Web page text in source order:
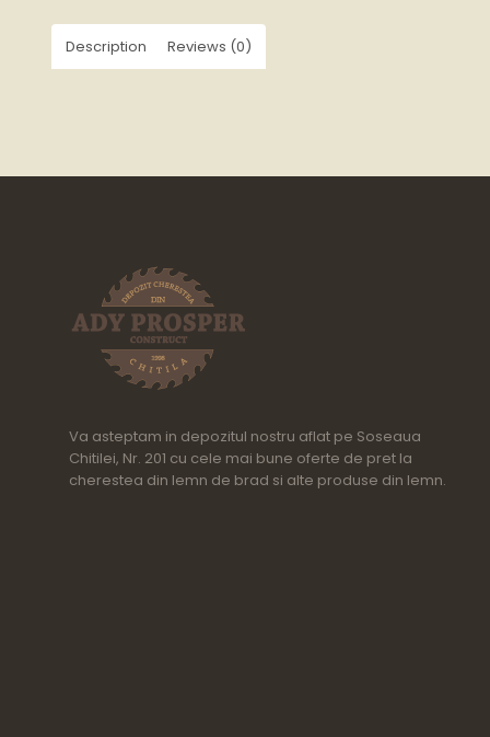
Description Reviews (0)
Va asteptam in depozitul nostru aflat pe Soseaua
Chitilei, Nr. 201 cu cele mai bune oferte de pret la
cherestea din lemn de brad si alte produse din lemn.